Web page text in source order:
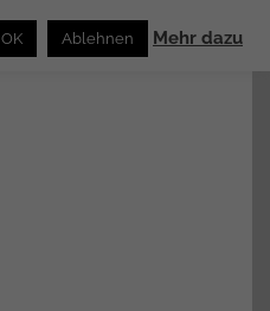
OK Ablehnen Mehr dazu